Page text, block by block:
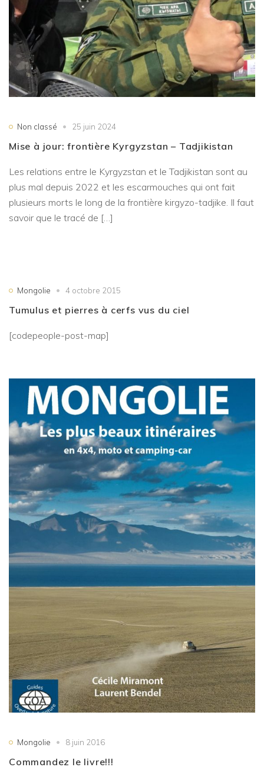
Non classé 25 juin 2024
Mise à jour: frontière Kyrgyzstan – Tadjikistan
Les relations entre le Kyrgyzstan et le Tadjikistan sont au
plus mal depuis 2022 et les escarmouches qui ont fait
plusieurs morts le long de la frontière kirgyzo-tadjike. Il faut
savoir que le tracé de […]
Mongolie 4 octobre 2015
Tumulus et pierres à cerfs vus du ciel
[codepeople-post-map]
Mongolie 8 juin 2016
Commandez le livre!!!